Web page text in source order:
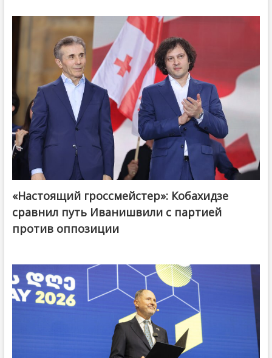
@ქართული ოცნება / Georgian Dream
«Настоящий гроссмейстер»: Кобахидзе
сравнил путь Иванишвили с партией
против оппозиции